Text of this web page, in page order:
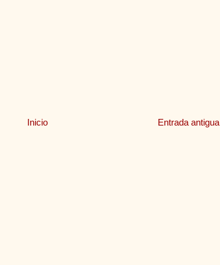
Entrada antigua
Inicio